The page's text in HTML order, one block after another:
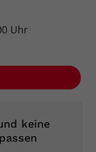
Uhr
keine